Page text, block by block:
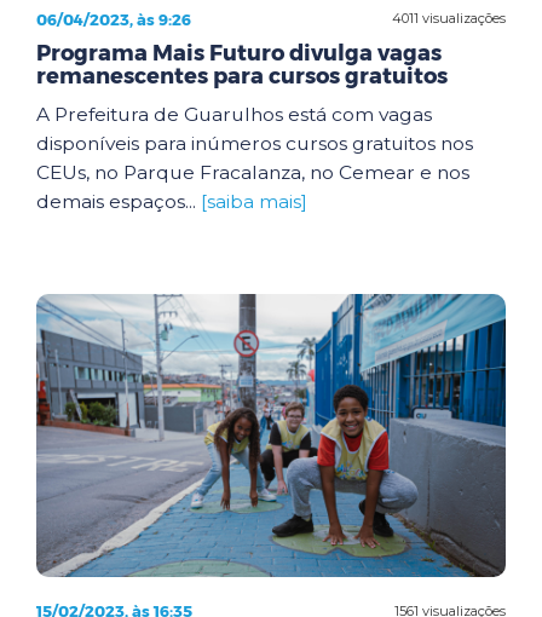
4011 visualizações
06/04/2023, às 9:26
Programa Mais Futuro divulga vagas
remanescentes para cursos gratuitos
A Prefeitura de Guarulhos está com vagas
disponíveis para inúmeros cursos gratuitos nos
CEUs, no Parque Fracalanza, no Cemear e nos
demais espaços... [saiba mais]
1561 visualizações
15/02/2023, às 16:35